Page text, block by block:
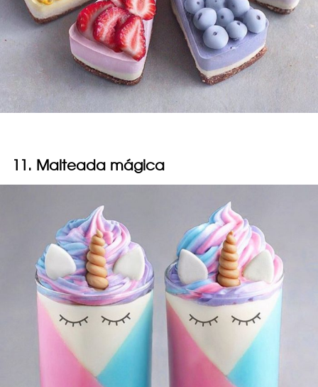
11. Malteada mágica